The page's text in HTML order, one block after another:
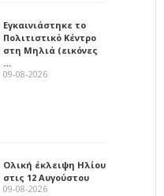
Εγκαινιάστηκε το
Πολιτιστικό Κέντρο
στη Μηλιά (εικόνες
…
09-08-2026
Ολική έκλειψη Ηλίου
στις 12 Αυγούστου
09-08-2026